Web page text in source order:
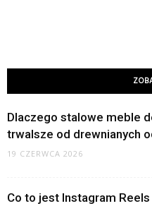
Dlaczego stalowe meble
trwalsze od drewnianych
19 CZERWCA 2026
Co to jest Instagram